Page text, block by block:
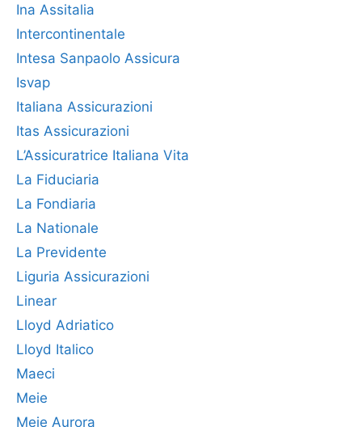
Ina Assitalia
Intercontinentale
Intesa Sanpaolo Assicura
Isvap
Italiana Assicurazioni
Itas Assicurazioni
L’Assicuratrice Italiana Vita
La Fiduciaria
La Fondiaria
La Nationale
La Previdente
Liguria Assicurazioni
Linear
Lloyd Adriatico
Lloyd Italico
Maeci
Meie
Meie Aurora